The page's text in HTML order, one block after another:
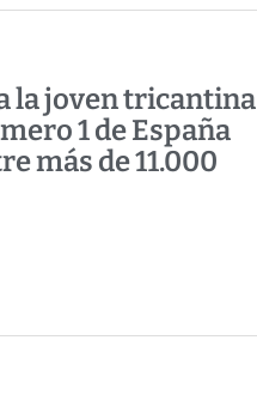
la joven tricantina
1 de España
más de 11.000